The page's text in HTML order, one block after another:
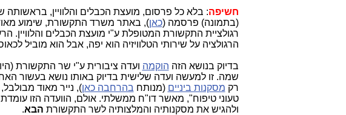
חשיפה: בלא כל פרסום, מועצת הכבלים והלוויין, בראשותה
(בתמונה) פרסמה (כאן), באתר משרד התקשורת, שימוע מאוד
רגולציית התקשורת המטופלת ע"י מועצת הכבלים והלוויין.
הרגולציה על שירותי הטלוויזיה הוא יפה, אבל הוא מוביל
בדיוק בנושא הזה הוקמה ועדה ציבורית ע"י שר התקשורת
שמה. זולמעשה ועדה שלישית בדיוק באותו נושא בעשור
רק מסקנות ביניים (מנותח בהרחבה כאן), נייר מאוד
טעוני טיפוח", מאשר דו"ח ממשלתי. אולם, הוועדה הזו
ולהגיש את מסקנותיה והמלצותיה לשר התקשורת הבא.